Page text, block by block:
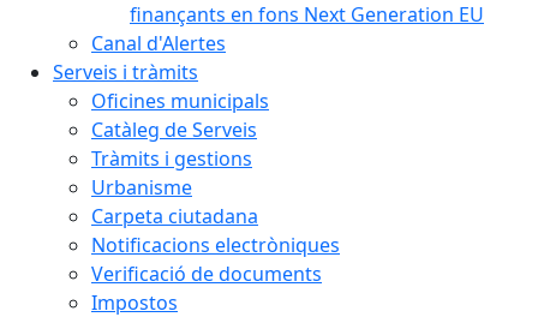
finançants en fons Next Generation EU
Canal d'Alertes
Serveis i tràmits
Oficines municipals
Catàleg de Serveis
Tràmits i gestions
Urbanisme
Carpeta ciutadana
Notificacions electròniques
Verificació de documents
Impostos